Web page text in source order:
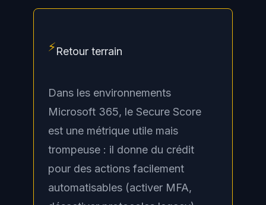
⚡Retour terrain
Dans les environnements
Microsoft 365, le Secure Score
est une métrique utile mais
trompeuse : il donne du crédit
pour des actions facilement
automatisables (activer MFA,